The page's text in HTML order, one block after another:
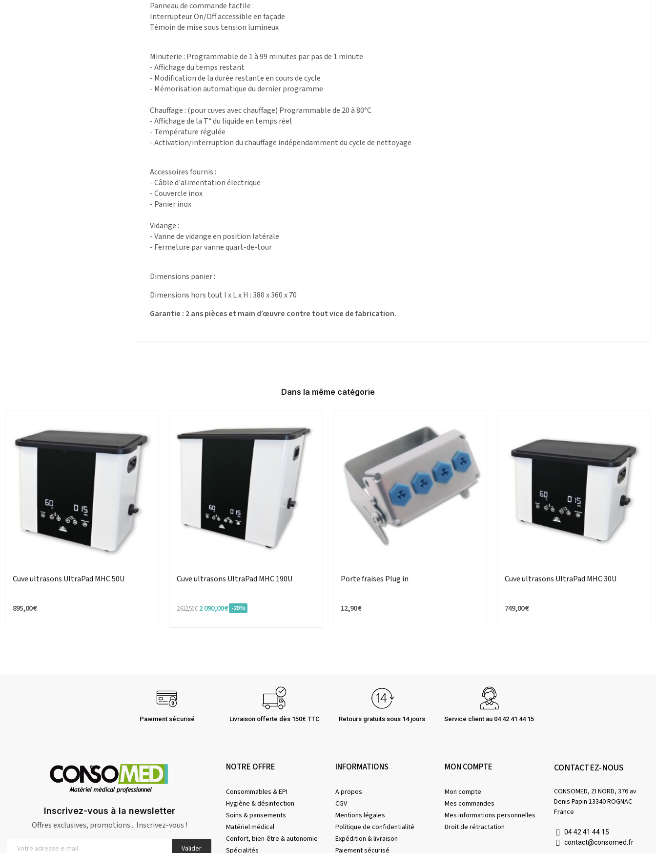
Panneau de commande tactile :
Interrupteur On/Off accessible en façade
Témoin de mise sous tension lumineux
Minuterie : Programmable de 1 à 99 minutes par pas de 1 minute
- Affichage du temps restant
- Modification de la durée restante en cours de cycle
- Mémorisation automatique du dernier programme
Chauffage : (pour cuves avec chauffage) Programmable de 20 à 80°C
- Affichage de la T° du liquide en temps réel
- Température régulée
- Activation/interruption du chauffage indépendamment du cycle de nettoyage
Accessoires fournis :
- Câble d'alimentation électrique
- Couvercle inox
- Panier inox
Vidange :
- Vanne de vidange en position latérale
- Fermeture par vanne quart-de-tour
Dimensions panier :
Dimensions hors tout l x L x H : 380 x 360 x 70
Garantie : 2 ans pièces et main d’œuvre contre tout vice de fabrication.
Dans la même catégorie
Cuve ultrasons UltraPad MHC 50U
895,00 €
Cuve ultrasons UltraPad MHC 190U
2 612,50 € 2 090,00 € -20%
Porte fraises Plug in
12,90 €
Cuve ultrasons UltraPad MHC 30U
749,00 €
Paiement sécurisé Livraison offerte dès 150€ TTC Retours gratuits sous 14 jours Service client au 04 42 41 44 15
Inscrivez-vous à la newsletter
Offres exclusives, promotions... Inscrivez-vous !
Valider
NOTRE OFFRE
Consommables & EPI
Hygiène & désinfection
Soins & pansements
Matériel médical
Confort, bien-être & autonomie
Spécialités
INFORMATIONS
A propos
CGV
Mentions légales
Politique de confidentialité
Expédition & livraison
Paiement sécurisé
MON COMPTE
Mon compte
Mes commandes
Mes informations personnelles
Droit de rétractation
CONTACTEZ-NOUS
CONSOMED, ZI NORD, 376 av
Denis Papin 13340 ROGNAC
France
04 42 41 44 15
contact@consomed.fr